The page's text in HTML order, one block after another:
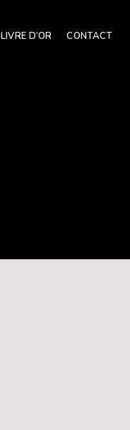
LIVRE D’OR CONTACT